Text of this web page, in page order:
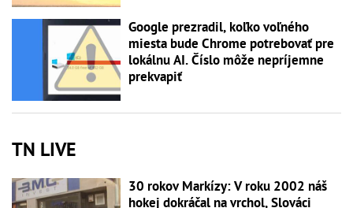
Google prezradil, koľko voľného
miesta bude Chrome potrebovať pre
lokálnu AI. Číslo môže nepríjemne
prekvapiť
TN LIVE
30 rokov Markízy: V roku 2002 náš
hokej dokráčal na vrchol, Slováci